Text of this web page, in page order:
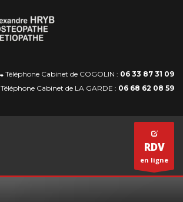
Téléphone Cabinet de COGOLIN : 06 33 87 31 09
Téléphone Cabinet de LA GARDE : 06 68 62 08 59
RDV
en ligne